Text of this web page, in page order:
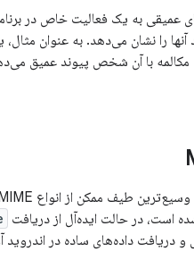
عمیقی به یک فعالیت خاص در
را نشان می‌دهد. به عنوان
با آن شخص پیوند عمیق
است، در حالت ایده‌آل از دریافت